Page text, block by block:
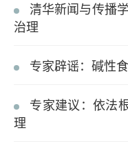
清华新闻与传播
治理
专家辟谣：碱性
专家建议：依法
理